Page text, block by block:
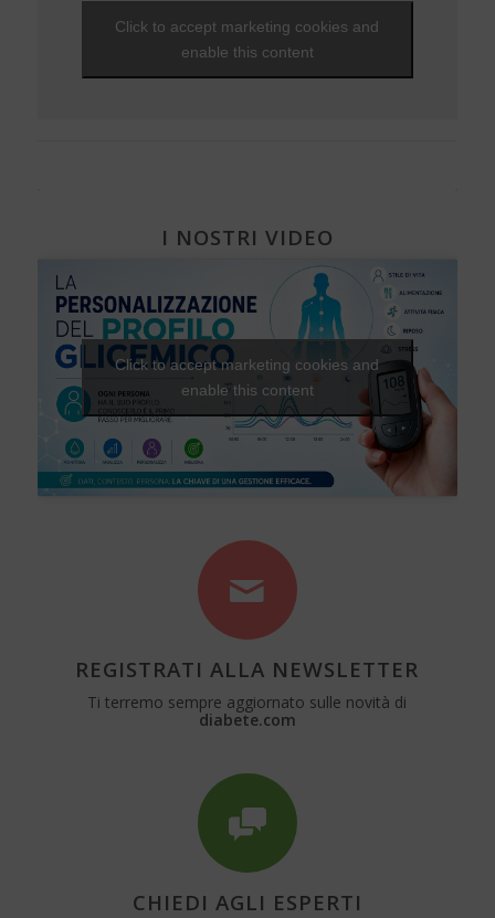
Visite ed esami
NEWS - 2010
NEWS - 2009
Che fantastica storia è la vita
Una Vita Su Misura
Diabete, cuore e vasi
Click to accept marketing cookies and
enable this content
I NOSTRI VIDEO
Click to accept marketing cookies and
enable this content
REGISTRATI ALLA NEWSLETTER
Ti terremo sempre aggiornato sulle novità di
diabete.com
CHIEDI AGLI ESPERTI